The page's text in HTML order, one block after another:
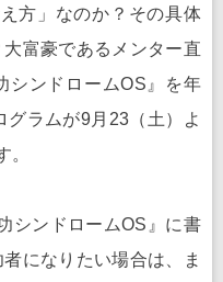
方」なのか？その具体
富豪であるメンター直
シンドロームOS』を年
グラムが9月23（土）よ
。
シンドロームOS』に書
になりたい場合は、ま